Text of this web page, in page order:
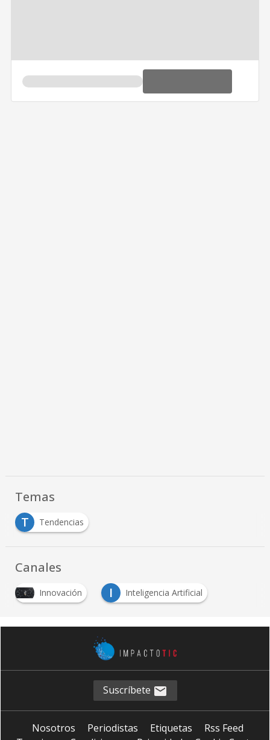
Temas
T
Tendencias
Canales
Innovación I Inteligencia Artificial
Suscríbete
Nosotros Periodistas Etiquetas
Rss Feed